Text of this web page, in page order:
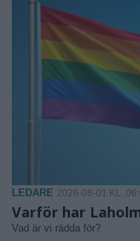
LEDARE 2026-08-01 KL.
Varför har
Vad är vi rädda för?